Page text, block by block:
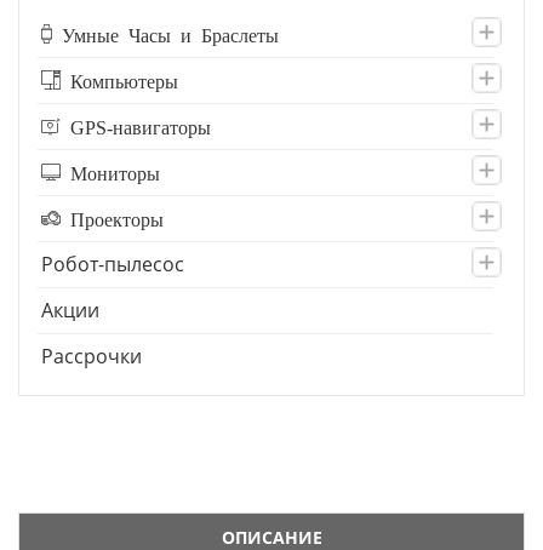
Умные Часы и Браслеты
Компьютеры
GPS-навигаторы
Мониторы
Проекторы
Робот-пылесос
Акции
Рассрочки
ОПИСАНИЕ